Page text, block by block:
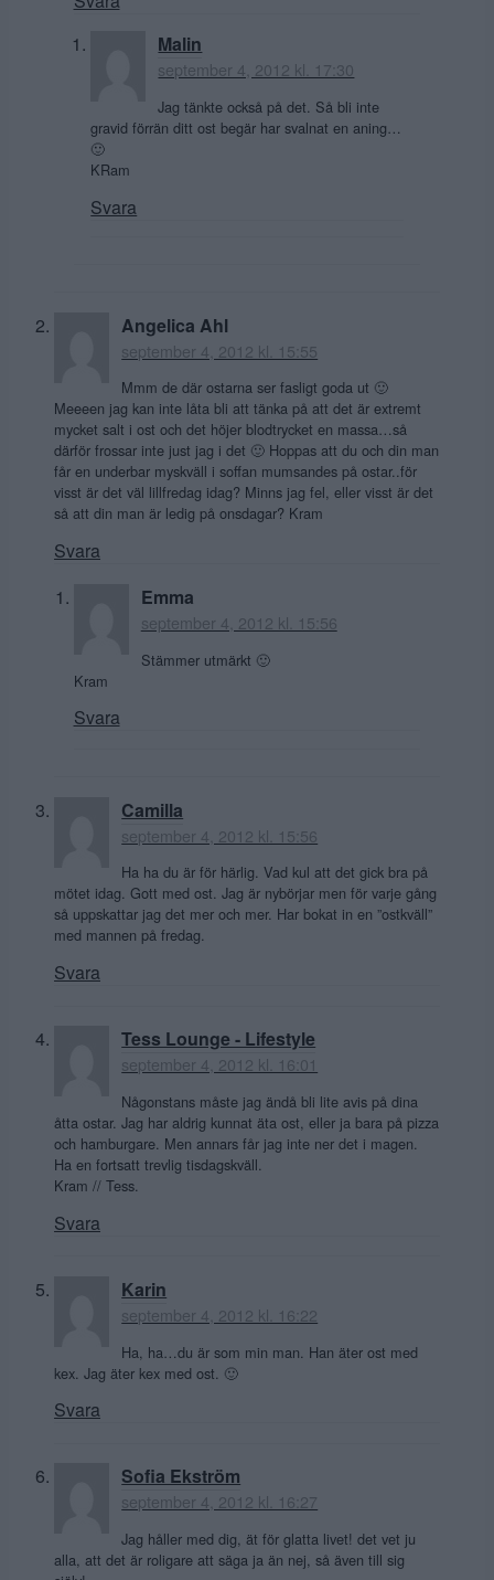
Malin
september 4, 2012 kl. 17:30
Jag tänkte också på det. Så bli inte
gravid förrän ditt ost begär har svalnat en aning…
🙂
KRam
Svara
Angelica Ahl
september 4, 2012 kl. 15:55
Mmm de där ostarna ser fasligt goda ut 🙂
Meeeen jag kan inte låta bli att tänka på att det är extremt
mycket salt i ost och det höjer blodtrycket en massa…så
därför frossar inte just jag i det 🙂 Hoppas att du och din man
får en underbar myskväll i soffan mumsandes på ostar..för
visst är det väl lillfredag idag? Minns jag fel, eller visst är det
så att din man är ledig på onsdagar? Kram
Svara
Emma
september 4, 2012 kl. 15:56
Stämmer utmärkt 🙂
Kram
Svara
Camilla
september 4, 2012 kl. 15:56
Ha ha du är för härlig. Vad kul att det gick bra på
mötet idag. Gott med ost. Jag är nybörjar men för varje gång
så uppskattar jag det mer och mer. Har bokat in en ”ostkväll”
med mannen på fredag.
Svara
Tess Lounge - Lifestyle
september 4, 2012 kl. 16:01
Någonstans måste jag ändå bli lite avis på dina
åtta ostar. Jag har aldrig kunnat äta ost, eller ja bara på pizza
och hamburgare. Men annars får jag inte ner det i magen.
Ha en fortsatt trevlig tisdagskväll.
Kram // Tess.
Svara
Karin
september 4, 2012 kl. 16:22
Ha, ha…du är som min man. Han äter ost med
kex. Jag äter kex med ost. 🙂
Svara
Sofia Ekström
september 4, 2012 kl. 16:27
Jag håller med dig, ät för glatta livet! det vet ju
alla, att det är roligare att säga ja än nej, så även till sig